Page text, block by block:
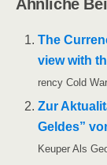
Ähn­li­che
The
view with
ren­cy Cold
Zur
Gel­des”
Keu­per Als